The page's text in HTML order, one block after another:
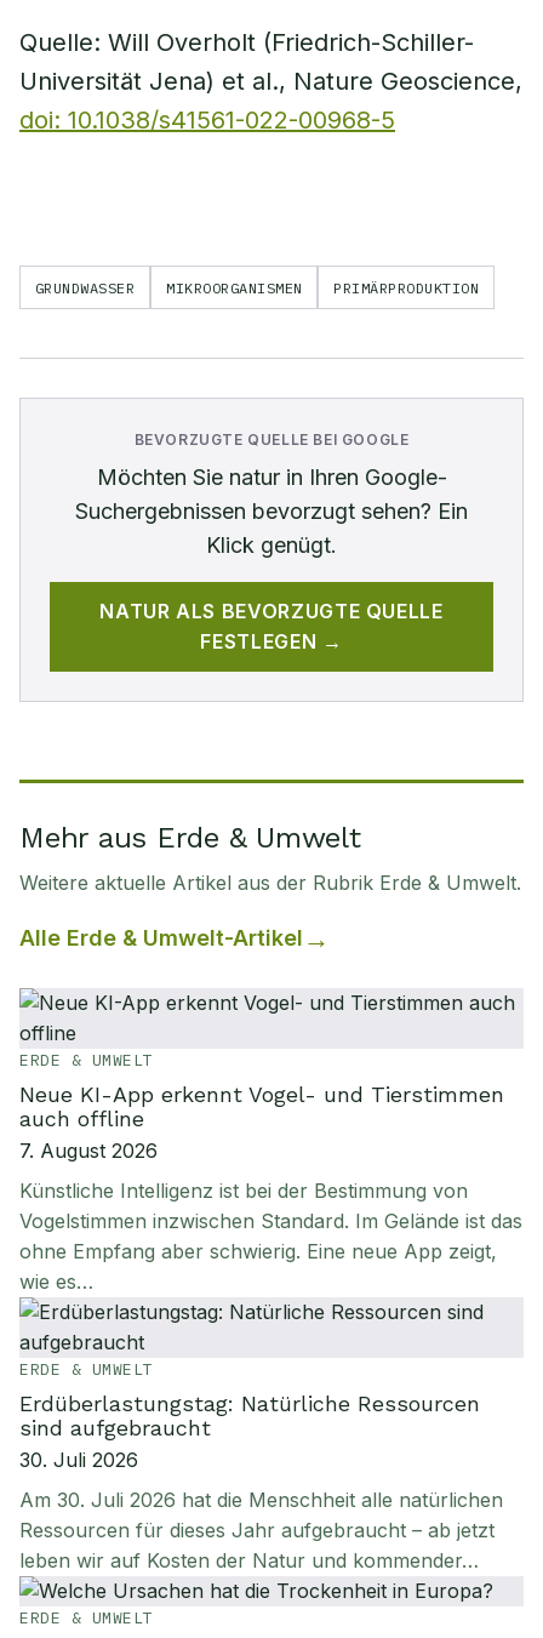
Quelle: Will Overholt (Friedrich-Schiller-
Universität Jena) et al., Nature Geoscience,
doi: 10.1038/s41561-022-00968-5
GRUNDWASSER MIKROORGANISMEN PRIMÄRPRODUKTION
BEVORZUGTE QUELLE BEI GOOGLE
Möchten Sie naturin Ihren Google-
Suchergebnissen bevorzugt sehen? Ein
Klick genügt.
NATUR ALS BEVORZUGTE QUELLE
FESTLEGEN →
Mehr aus Erde & Umwelt
Weitere aktuelle Artikel aus der Rubrik Erde & Umwelt.
Alle Erde & Umwelt-Artikel
ERDE & UMWELT
Neue KI-App erkennt Vogel- und Tierstimmen
auch offline
7. August 2026
Künstliche Intelligenz ist bei der Bestimmung von
Vogelstimmen inzwischen Standard. Im Gelände ist das
ohne Empfang aber schwierig. Eine neue App zeigt,
wie es…
ERDE & UMWELT
Erdüberlastungstag: Natürliche Ressourcen
sind aufgebraucht
30. Juli 2026
Am 30. Juli 2026 hat die Menschheit alle natürlichen
Ressourcen für dieses Jahr aufgebraucht – ab jetzt
leben wir auf Kosten der Natur und kommender…
ERDE & UMWELT